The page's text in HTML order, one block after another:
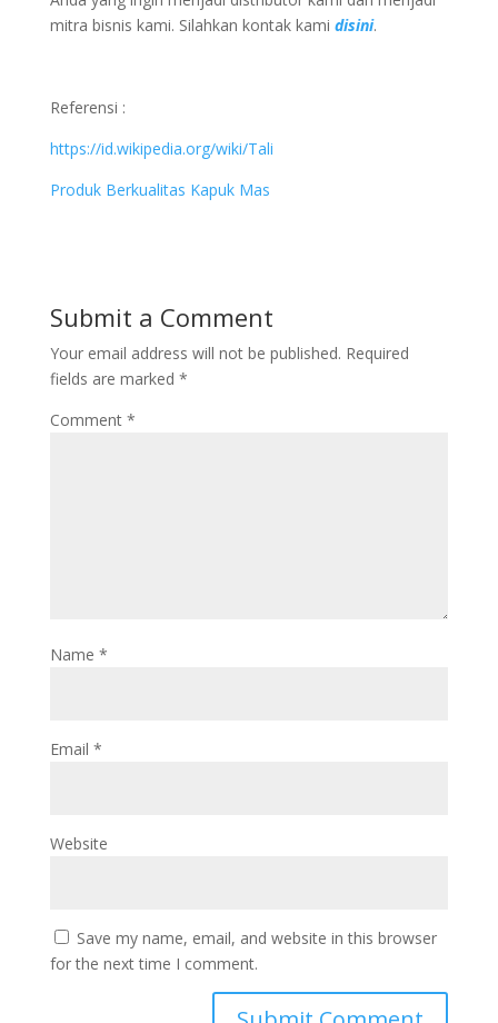
mitra bisnis kami. Silahkan kontak kami disini.
Referensi :
https://id.wikipedia.org/wiki/Tali
Produk Berkualitas Kapuk Mas
Submit a Comment
Your email address will not be published. Required
fields are marked *
Comment *
Name *
Email *
Website
Save my name, email, and website in this browser
for the next time I comment.